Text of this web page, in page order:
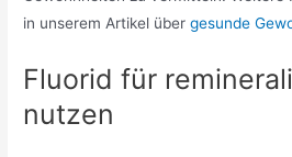
in unserem Artikel übergesunde
Fluorid für
nutzen